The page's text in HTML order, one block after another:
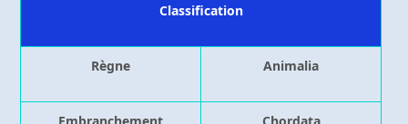
Classification
Règne Animalia
Embranchement Chordata